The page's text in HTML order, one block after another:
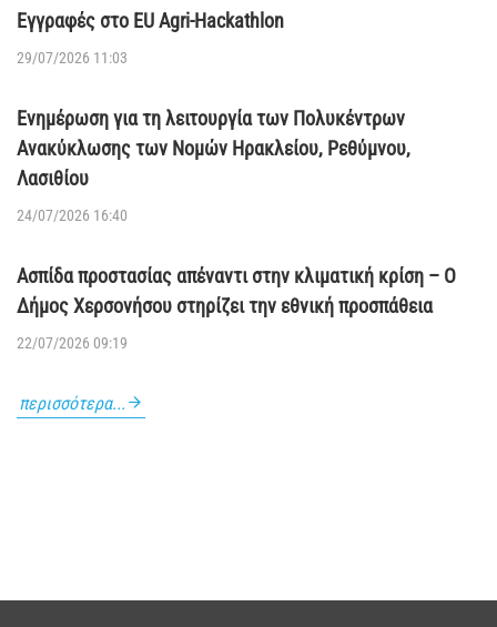
Εγγραφές στο EU Agri-Hackathlon
29/07/2026 11:03
Ενημέρωση για τη λειτουργία των Πολυκέντρων
Ανακύκλωσης των Νομών Ηρακλείου, Ρεθύμνου,
Λασιθίου
24/07/2026 16:40
Ασπίδα προστασίας απέναντι στην κλιματική κρίση – Ο
Δήμος Χερσονήσου στηρίζει την εθνική προσπάθεια
22/07/2026 09:19
περισσότερα...